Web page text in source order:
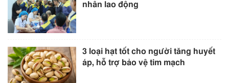
nhân lao động
3 loại hạt tốt cho người tăng huyết
áp, hỗ trợ bảo vệ tim mạch